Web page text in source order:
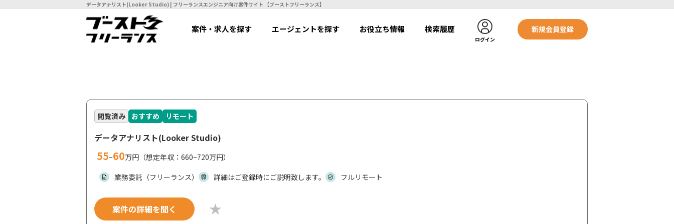
データアナリスト(Looker Studio) | フリーランスエンジニア向け案件サイト 【ブーストフリーランス】
案件・求人を探す エージェントを探す お役立ち情報 検索履歴
ログイン
新規会員登録
閲覧済み おすすめ リモート
データアナリスト(Looker Studio)
55~60万円（想定年収：660~720万円）
業務委託（フリーランス）
詳細はご登録時にご説明致します。 フルリモート
案件の詳細を聞く